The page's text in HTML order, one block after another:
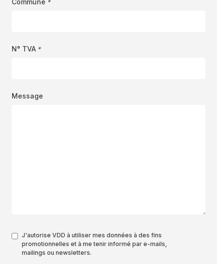
Commune *
N° TVA *
Message
Authorisation
*
J'autorise VDD à utiliser mes données à des fins
promotionnelles et à me tenir informé par e-mails,
mailings ou newsletters.